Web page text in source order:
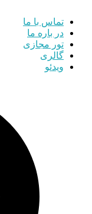
تماس با ما
در باره ما
تور مجازی
گالری
ویدئو